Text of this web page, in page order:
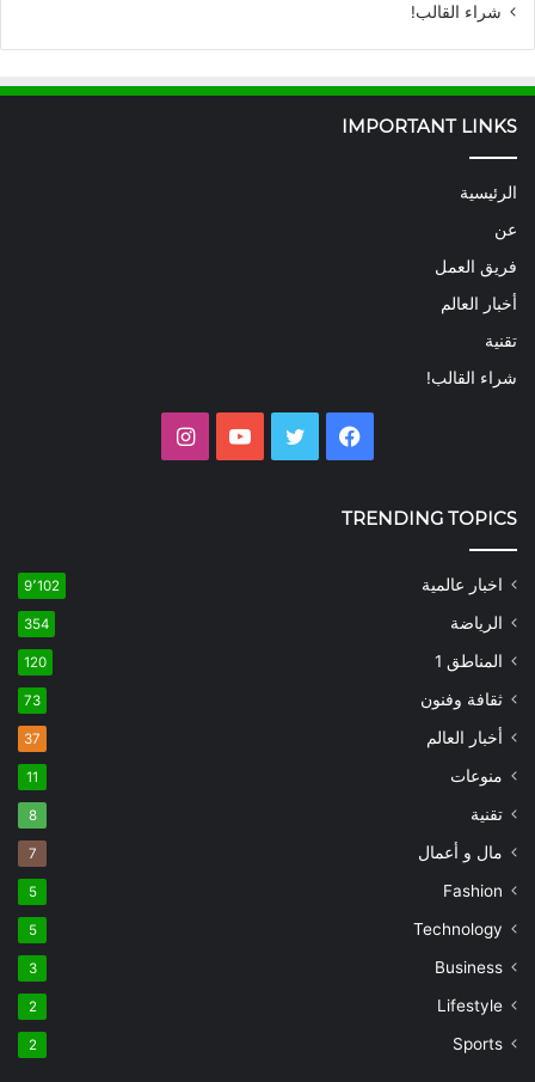
شراء القالب!
IMPORTANT LINKS
الرئيسية
عن
فريق العمل
أخبار العالم
تقنية
شراء القالب!
فيسبوك تويتر يوتيوب
TRENDING TOPICS
اخبار عالمية 9٬102
الرياضة 354
المناطق 1 120
ثقافة وفنون 73
أخبار العالم 37
منوعات 11
تقنية 8
مال و أعمال 7
Fashion
5
Technology
5
Business
3
Lifestyle
2
Sports
2